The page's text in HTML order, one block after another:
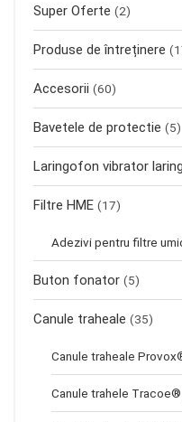
Super Oferte (2)
Produse de întreținere
Accesorii (60)
Bavetele de protectie (5)
Laringofon vibrator
Filtre HME (17)
Adezivi pentru filtre
Buton fonator (5)
Canule traheale (35)
Canule traheale
Canule trahele Tracoe®